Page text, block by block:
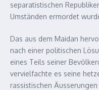
separatistischen
Umständen ermordet
Das aus dem Maidan
nach einer politischen
eines Teils seiner
vervielfachte es seine
rassistischen